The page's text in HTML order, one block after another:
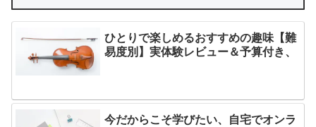
ひとりで楽しめるおすすめの趣味【難
易度別】実体験レビュー＆予算付き、
今だからこそ学びたい、自宅でオンラ